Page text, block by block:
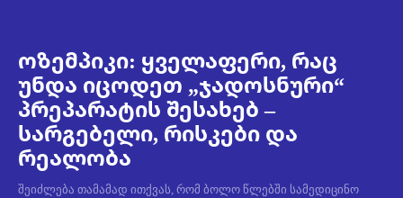
ოზემპიკი: ყველაფერი, რაც
უნდა იცოდეთ „ჯადოსნური“
პრეპარატის შესახებ –
სარგებელი, რისკები და
რეალობა
შეიძლება თამამად ითქვას, რომ ბოლო წლებში სამედიცინო